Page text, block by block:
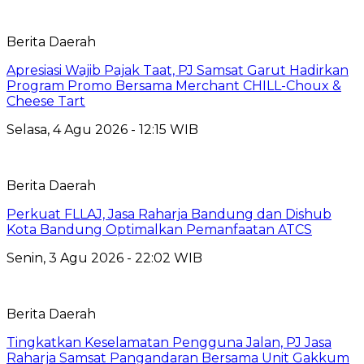
Berita Daerah
Apresiasi Wajib Pajak Taat, PJ Samsat Garut Hadirkan
Program Promo Bersama Merchant CHILL-Choux &
Cheese Tart
Selasa, 4 Agu 2026 - 12:15 WIB
Berita Daerah
Perkuat FLLAJ, Jasa Raharja Bandung dan Dishub
Kota Bandung Optimalkan Pemanfaatan ATCS
Senin, 3 Agu 2026 - 22:02 WIB
Berita Daerah
Tingkatkan Keselamatan Pengguna Jalan, PJ Jasa
Raharja Samsat Pangandaran Bersama Unit Gakkum